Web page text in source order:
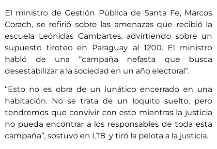
El ministro de Gestión Pública de Santa Fe, Marcos
Corach, se refirió sobre las amenazas que recibió la
escuela Leónidas Gambartes, advirtiendo sobre un
supuesto tiroteo en Paraguay al 1200. El ministro
habló de una “campaña nefasta que busca
desestabilizar a la sociedad en un año electoral”.
“Esto no es obra de un lunático encerrado en una
habitación. No se trata de un loquito suelto, pero
tendremos que convivir con esto mientras la justicia
no pueda encontrar a los responsables de toda esta
campaña”, sostuvo en LT8 y tiró la pelota a la justicia.